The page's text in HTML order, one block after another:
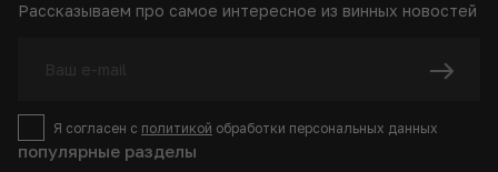
популярные разделы
Рассказываем про самое интересное из винных новостей
Я согласен с политикой обработки персональных данных